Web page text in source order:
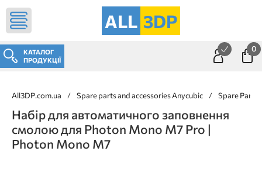
ALL 3DP
КАТАЛОГ
ПРОДУКЦІЇ
0
All3DP.com.ua / Spare parts and accessories Anycubic / Spare Parts
Набір для автоматичного заповнення
смолою для Photon Mono M7 Pro |
Photon Mono M7